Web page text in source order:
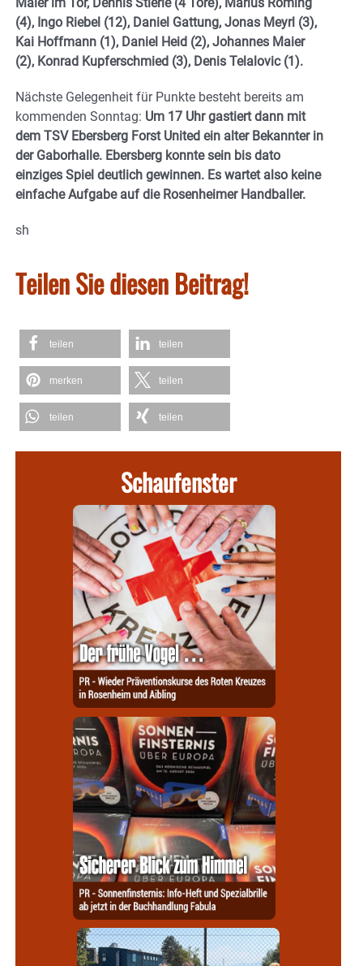
(4), Ingo Riebel (12), Daniel Gattung, Jonas Meyrl (3),
Kai Hoffmann (1), Daniel Heid (2), Johannes Maier
(2), Konrad Kupferschmied (3), Denis Telalovic (1).
Nächste Gelegenheit für Punkte besteht bereits am
kommenden Sonntag: Um 17 Uhr gastiert dann mit
dem TSV Ebersberg Forst United ein alter Bekannter in
der Gaborhalle. Ebersberg konnte sein bis dato
einziges Spiel deutlich gewinnen. Es wartet also keine
einfache Aufgabe auf die Rosenheimer Handballer.
sh
Teilen Sie diesen Beitrag!
teilen teilen
merken teilen
teilen teilen
Schaufenster